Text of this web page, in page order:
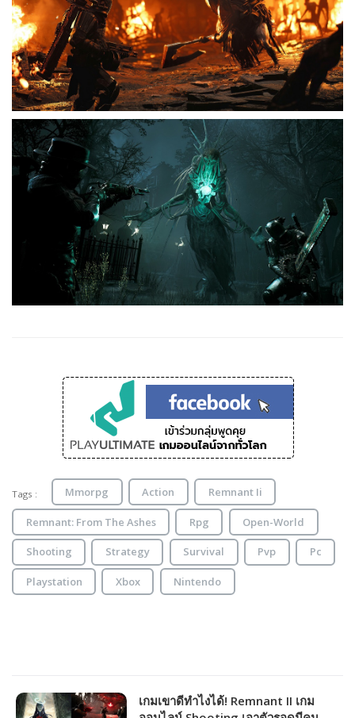
Tags : Mmorpg Action Remnant Ii
Remnant: From The Ashes Rpg Open-World
Shooting Strategy Survival Pvp Pc
Playstation Xbox Nintendo
เกมเขาดีทำไงได้! Remnant II เกม